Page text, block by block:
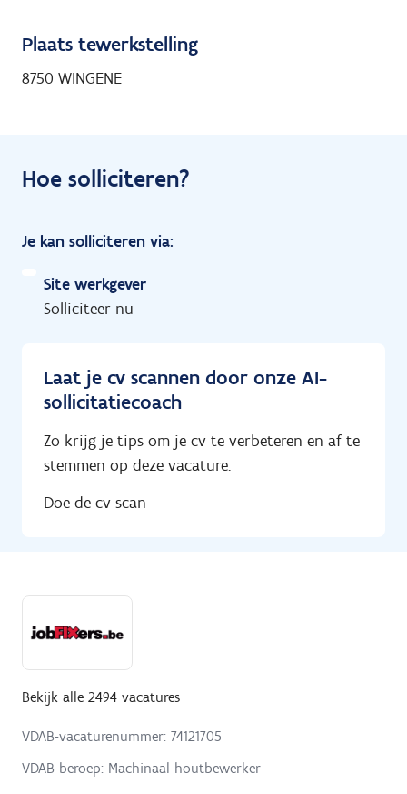
Plaats tewerkstelling
8750 WINGENE
Hoe solliciteren?
Je kan solliciteren via:
Site werkgever
Solliciteer nu
Laat je cv scannen door onze AI-
sollicitatiecoach
Zo krijg je tips om je cv te verbeteren en af te
stemmen op deze vacature.
Doe de cv-scan
Bekijk alle 2494 vacatures
VDAB-vacaturenummer: 74121705
VDAB-beroep: Machinaal houtbewerker